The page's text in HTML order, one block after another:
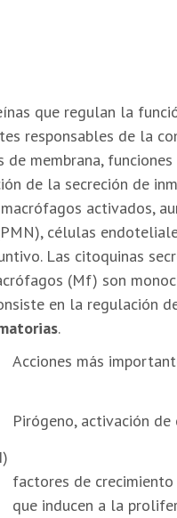
que regulan la
responsables de la
membrana,
de la secreción de
activados,
células
Las citoquinas
(Mf) son
en la regulación
.
Acciones más
Pirógeno, activación
factores de
que inducen a la